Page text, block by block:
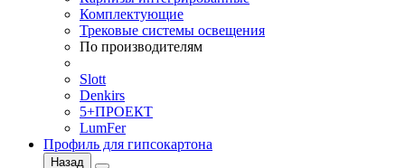
Комплектующие
Трековые системы освещения
По производителям
Slott
Denkirs
5+ПРОЕКТ
LumFer
Профиль для гипсокартона
Назад